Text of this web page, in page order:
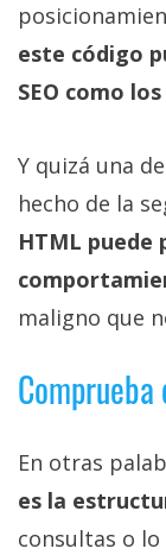
este código
SEO como
Y quizá una
hecho de la
HTML
maligno que
En otras
es la
consultas o